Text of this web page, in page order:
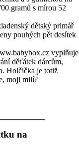
gramů s mírou 52
dětský primář
pouhých pět desítek
vyplňuje
děťátek dárcům,
Holčička je totiž
moji milí?
na